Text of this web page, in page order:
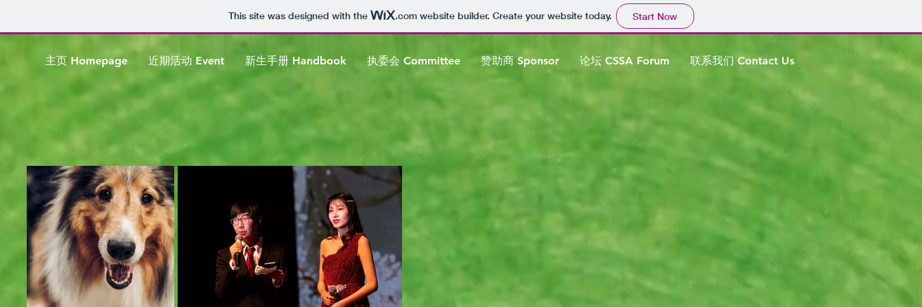
This site was designed with the .comwebsite builder. Create your website today. Start Now
主页 Homepage 近期活动 Event 新生手册 Handbook 执委会 Committee 赞助商 Sponsor 论坛 CSSA Forum 联系我们 Contact Us